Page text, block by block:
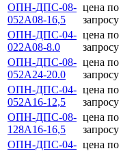
ОПН-ДПС-08-
052А08-16,5
цена по
запросу
ОПН-ДПС-04-
022А08-8.0
цена по
запросу
ОПН-ДПС-08-
052А24-20.0
цена по
запросу
ОПН-ДПС-04-
052А16-12,5
цена по
запросу
ОПН-ДПС-08-
128А16-16,5
цена по
запросу
ОПН-ДПС-04- цена по